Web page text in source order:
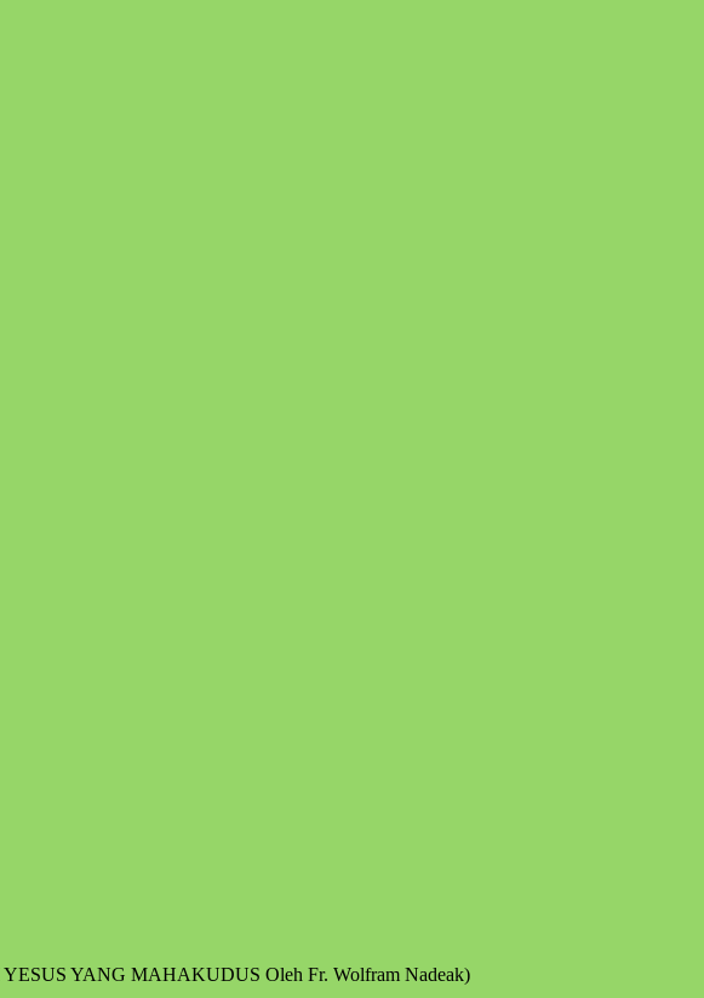
YANG MAHAKUDUS Oleh Fr. Wolfram Nadeak)